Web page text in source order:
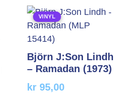
VINYL
Björn J:Son Lindh
– Ramadan (1973)
kr 95,00